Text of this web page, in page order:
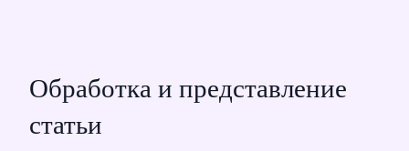
Обработка и представление
статьи